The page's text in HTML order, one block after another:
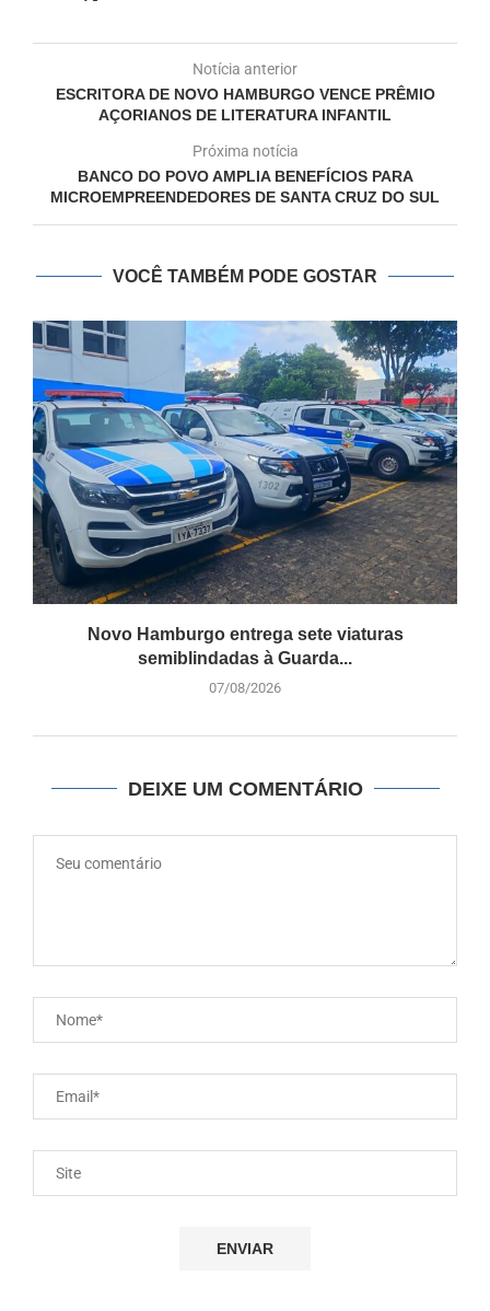
Notícia anterior
ESCRITORA DE NOVO HAMBURGO VENCE PRÊMIO
AÇORIANOS DE LITERATURA INFANTIL
Próxima notícia
BANCO DO POVO AMPLIA BENEFÍCIOS PARA
MICROEMPREENDEDORES DE SANTA CRUZ DO SUL
VOCÊ TAMBÉM PODE GOSTAR
Novo Hamburgo entrega sete viaturas
semiblindadas à Guarda...
07/08/2026
DEIXE UM COMENTÁRIO